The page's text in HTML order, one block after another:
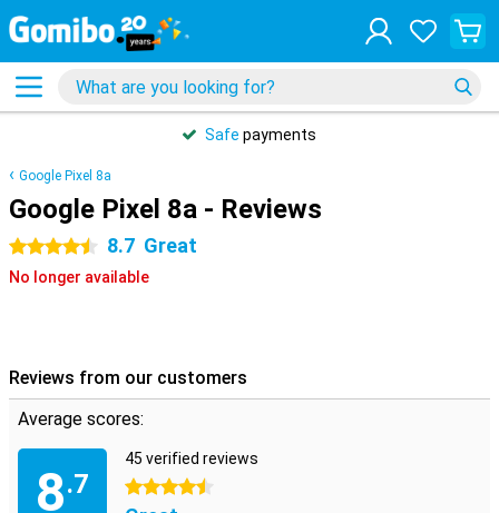
Safe payments
Google Pixel 8a
Google Pixel 8a - Reviews
4.5 stars 8.7 Great
No longer available
Reviews from our customers
Average scores:
8.7
45 verified reviews
4.5 stars